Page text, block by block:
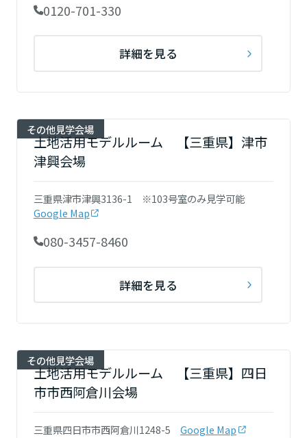
0120-701-330
詳細を見る
その他見学会場
土地活用モデルルーム 【三重県】津市
津興会場
三重県津市津興3136-1 ※103号室のみ見学可能
Google Map
080-3457-8460
詳細を見る
その他見学会場
土地活用モデルルーム 【三重県】四日
市市西阿倉川会場
三重県四日市市西阿倉川1248-5 Google Map